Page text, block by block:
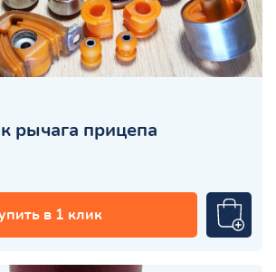
рычага прицепа
в 1 клик